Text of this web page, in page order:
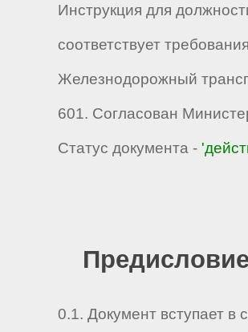
Инструкция для
соответствует
Железнодорожный
601. Согласован
Статус документа -
0.1. Документ вступает в